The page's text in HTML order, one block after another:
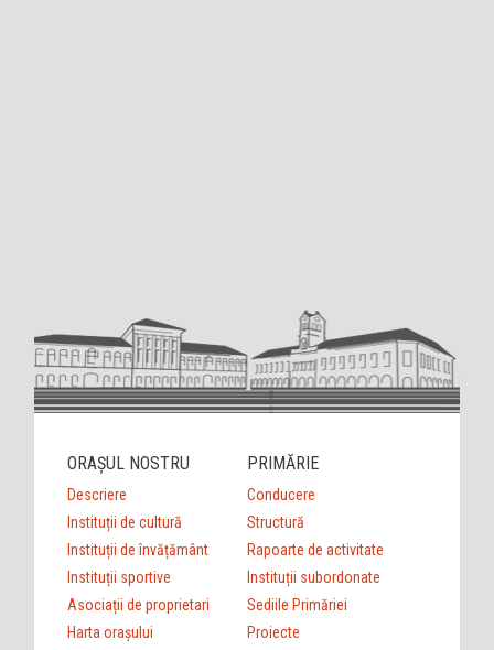
ORAȘUL NOSTRU
Descriere
Instituții de cultură
Instituții de învățământ
Instituții sportive
Asociații de proprietari
Harta orașului
PRIMĂRIE
Conducere
Structură
Rapoarte de activitate
Instituții subordonate
Sediile Primăriei
Proiecte